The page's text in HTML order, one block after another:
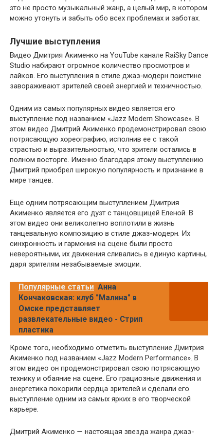
это не просто музыкальный жанр, а целый мир, в котором
можно утонуть и забыть обо всех проблемах и заботах.
Лучшие выступления
Видео Дмитрия Акименко на YouTube канале RaiSky Dance
Studio набирают огромное количество просмотров и
лайков. Его выступления в стиле джаз-модерн поистине
завораживают зрителей своей энергией и техничностью.
Одним из самых популярных видео является его
выступление под названием «Jazz Modern Showcase». В
этом видео Дмитрий Акименко продемонстрировал свою
потрясающую хореографию, исполнив ее с такой
страстью и выразительностью, что зрители остались в
полном восторге. Именно благодаря этому выступлению
Дмитрий приобрел широкую популярность и признание в
мире танцев.
Еще одним потрясающим выступлением Дмитрия
Акименко является его дуэт с танцовщицей Еленой. В
этом видео они великолепно воплотили в жизнь
танцевальную композицию в стиле джаз-модерн. Их
синхронность и гармония на сцене были просто
невероятными, их движения сливались в единую картины,
даря зрителям незабываемые эмоции.
Популярные статьи Анна
Кончаковская: клуб "Малина" в
Омске представляет
развлекательные видео - Стрип
пластика
Кроме того, необходимо отметить выступление Дмитрия
Акименко под названием «Jazz Modern Performance». В
этом видео он продемонстрировал свою потрясающую
технику и обаяние на сцене. Его грациозные движения и
энергетика покорили сердца зрителей и сделали его
выступление одним из самых ярких в его творческой
карьере.
Дмитрий Акименко — настоящая звезда жанра джаз-